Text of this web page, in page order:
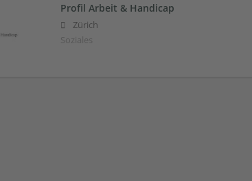
Profil Arbeit & Handicap
Zürich
Soziales